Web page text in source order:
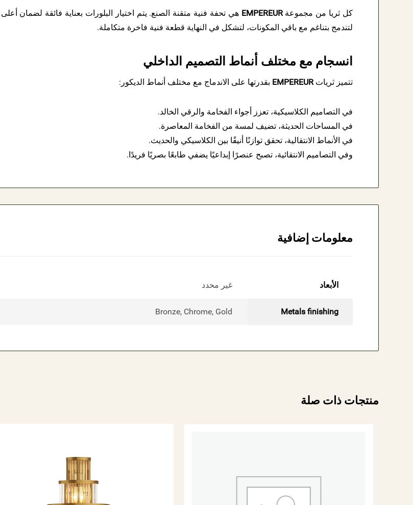
كل ثريا من مجموعةEMPEREUR هي تحفة فنية متقنة الصنع. يتم اختيار البلورات بعناية فائقة لضمان
لتندمج بتناغم مع باقي المكونات، لتشكل في النهاية قطعة فنية فاخرة متكاملة.
انسجام مع مختلف أنماط التصميم الداخلي
تتميز ثرياتEMPEREUR بقدرتها على الاندماج مع مختلف أنماط الديكور:
في التصاميم الكلاسيكية، تعزز أجواء الفخامة والرقي الخالد.
في المساحات الحديثة، تضيف لمسة من الفخامة المعاصرة.
في الأنماط الانتقالية، تحقق توازنًا أنيقًا بين الكلاسيكي والحديث.
وفي التصاميم الانتقائية، تصبح عنصرًا إبداعيًا يضفي طابعًا بصريًا فريدًا.
معلومات إضافية
الأبعاد غير محدد
Metals finishing
Bronze, Chrome, Gold
منتجات ذات صلة